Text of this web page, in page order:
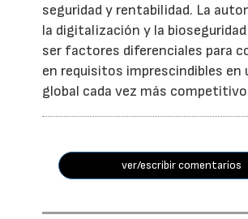
seguridad y rentabilidad. La
la digitalización y la bioseguridad
ser factores diferenciales para
en requisitos imprescindibles en
global cada vez más
ver/escribir comentarios